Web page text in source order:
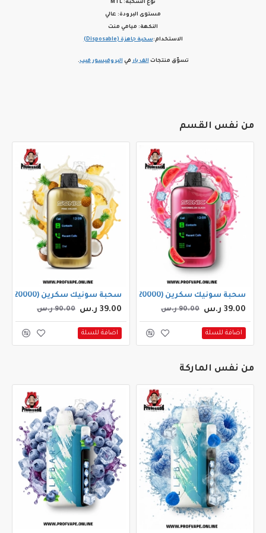
نوع السحبة: MTL
مستوى البرودة: عالي
النكهة: ميامي منت
الاستخدام:سحبة جاهزة (Disposable)
تسوّق منتجاتالف بارفيالبروفيسور فيب.
من نفس القسم
سحبة سونيك سكرين (20000 سحبة) بطيخ سلاش
39.00 ر.س 90.00 ر.س
اضافة للسلة
سحبة سونيك سكرين (20000 سحبة) بينا كولادا
39.00 ر.س 90.00 ر.س
اضافة للسلة
من نفس الماركة